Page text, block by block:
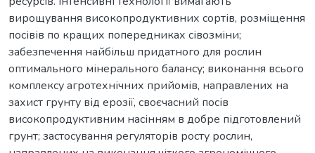
вирощування високопродуктивних сортів, розміщення
посівів по кращих попередниках сівозміни;
забезпечення найбільш придатного для рослин
оптимального мінерального балансу; виконання всього
комплексу агротехнічних прийомів, направлених на
захист грунту від ерозії, своєчасний посів
високопродуктивним насінням в добре підготовлений
грунт; застосування регуляторів росту рослин,